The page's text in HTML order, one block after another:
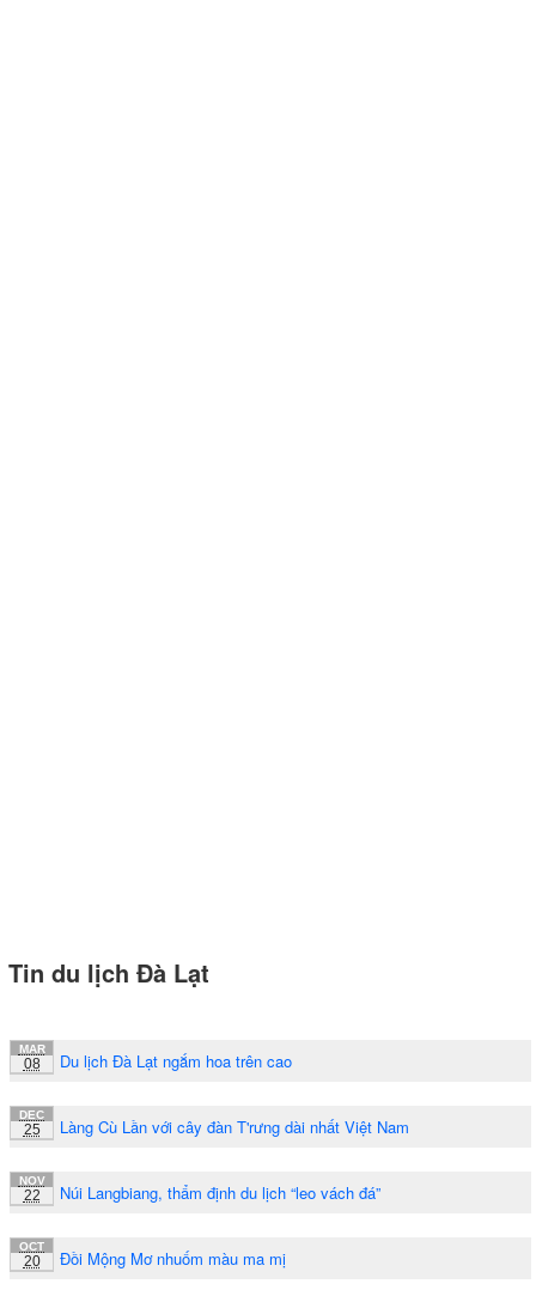
Tin du lịch Đà Lạt
MAR
08 Du lịch Đà Lạt ngắm hoa trên cao
DEC
25 Làng Cù Lần với cây đàn T'rưng dài nhất Việt Nam
NOV
22 Núi Langbiang, thẩm định du lịch “leo vách đá”
OCT
20 Đồi Mộng Mơ nhuốm màu ma mị